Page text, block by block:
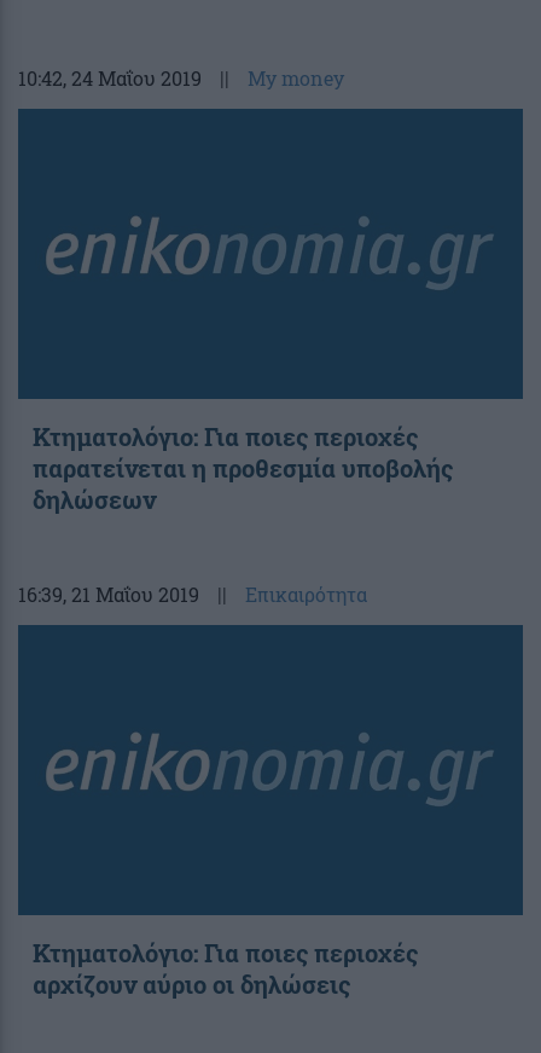
10:42, 24 Μαΐου 2019 || My money
Κτηματολόγιο: Για ποιες περιοχές
παρατείνεται η προθεσμία υποβολής
δηλώσεων
16:39, 21 Μαΐου 2019 || Επικαιρότητα
Κτηματολόγιο: Για ποιες περιοχές
αρχίζουν αύριο οι δηλώσεις